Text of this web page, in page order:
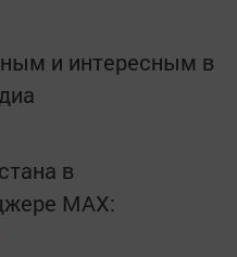
и интересным в
в
MАХ: